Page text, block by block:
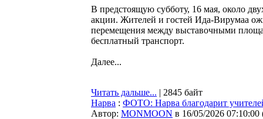
В предстоящую субботу, 16 мая, около
акции. Жителей и гостей Ида-Вирумаа
перемещения между выставочными
бесплатный транспорт.
Далее...
Читать дальше... | 2845 байт
Нарва : ФОТО: Нарва благодарит
Автор: MONMOON в 16/05/2026 07:10:00